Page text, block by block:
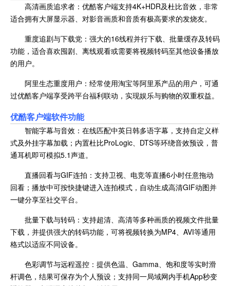
高清画质追求者：优酷客户端支持4K+HDR及杜比音效，非常
适合拥有大屏显示器、对影音画质和音质有极高要求的发烧友。
重度追剧与下载党：强大的16线程并行下载、批量缓存及转码
功能，适合喜欢囤剧、离线观看或需要将视频转码至其他设备播放
的用户。
阿里生态重度用户：经常使用淘宝等阿里系产品的用户，可通
过优酷客户端享受跨平台福利联动，实现娱乐与购物的双重权益。
优酷客户端软件功能
智能字幕与音效：在线匹配中英日韩多语字幕，支持自定义样
式及外挂字幕加载；内置杜比ProLogic、DTS等环绕音效预设，普
通耳机即可模拟5.1声道。
直播回看与GIF连拍：支持卫视、电竞等直播6小时任意拖动
回看；播放中可按快捷键进入连拍模式，自动生成高清GIF动图并
一键分享至社交平台。
批量下载与转码：支持超清、高清等多种画质的视频文件批量
下载，并提供强大的转码功能，可将视频转换为MP4、AVI等通用
格式以适应不同设备。
色彩调节与远程遥控：提供色温、Gamma、饱和度等实时滑
杆调色，结果可保存为个人预设；支持同一局域网内手机App秒变